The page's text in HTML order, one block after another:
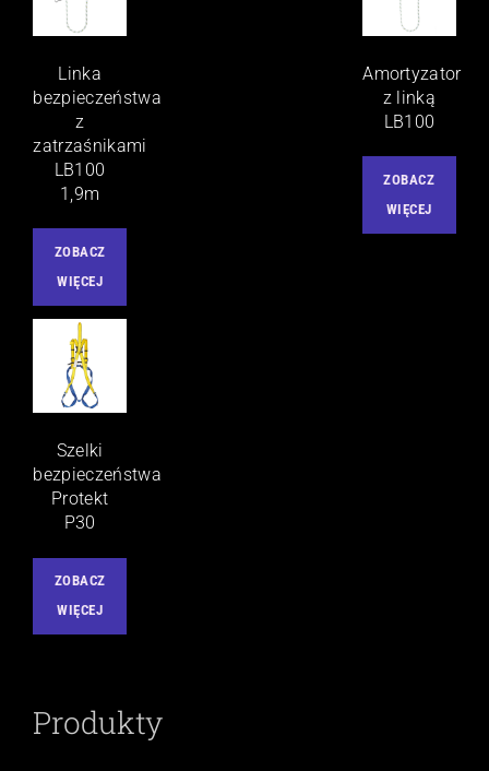
Linka
bezpieczeństwa
z
zatrzaśnikami
LB100
1,9m
ZOBACZ
WIĘCEJ
Amortyzator
z linką
LB100
ZOBACZ
WIĘCEJ
Szelki
bezpieczeństwa
Protekt
P30
ZOBACZ
WIĘCEJ
Produkty